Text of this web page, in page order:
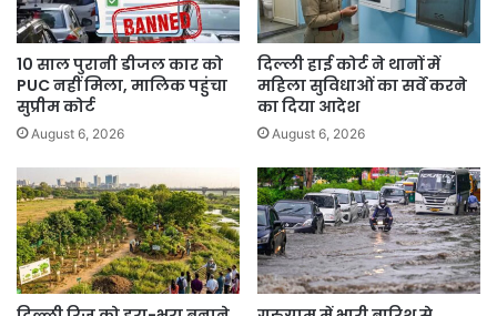
10 साल पुरानी डीजल कार को
PUC नहीं मिला, मालिक पहुंचा
सुप्रीम कोर्ट
August 6, 2026
दिल्ली हाई कोर्ट ने थानों में
महिला सुविधाओं का सर्वे करने
का दिया आदेश
August 6, 2026